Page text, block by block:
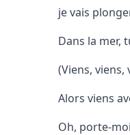
je vais
Dans la mer,
(Viens, viens,
Alors viens
Oh, porte-